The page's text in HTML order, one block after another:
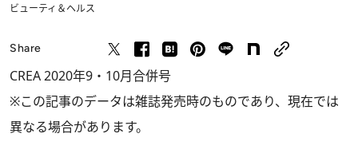
ビューティ＆ヘルス
Share
CREA 2020年9・10月合併号
※この記事のデータは雑誌発売時のものであり、現在では
異なる場合があります。